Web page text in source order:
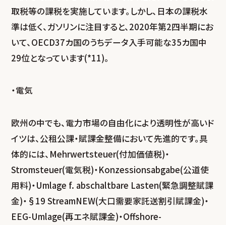
取税等の課税を実施しています。しかし、日本の課税水
準は低く、ガソリンに注目すると、2020年第2四半期にお
いて、OECD37カ国のうちデータ入手可能な35カ国中
29位となっています(*11)。
・電気
欧州の中でも、電力市場の自由化により透明性が高いド
イツは、公租公課・賦課金整備において先進的です。具
体的には、Mehrwertsteuer(付加価値税)・
Stromsteuer(電気税)・Konzessionsabgabe(公道使
用料)・Umlage f. abschaltbare Lasten(緊急調整賦課
金)・§19 StreamNEW(大口需要家託送割引賦課金)・
EEG-Umlage(再エネ賦課金)・Offshore-